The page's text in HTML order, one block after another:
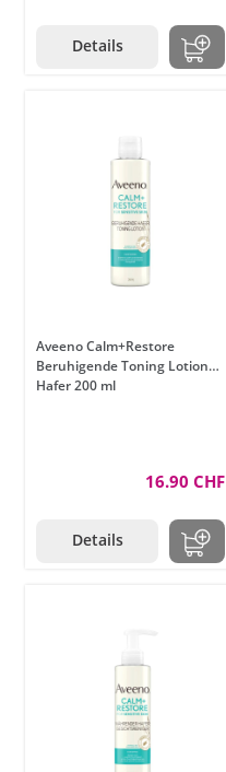
Details
Aveeno Calm+Restore
Beruhigende Toning Lotion
Hafer 200 ml
16.90 CHF
Details